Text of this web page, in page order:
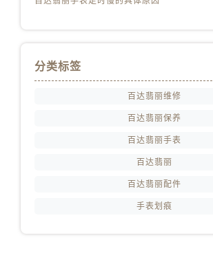
分类标签
百达翡丽维修
百达翡丽保养
百达翡丽手表
百达翡丽
百达翡丽配件
手表划痕